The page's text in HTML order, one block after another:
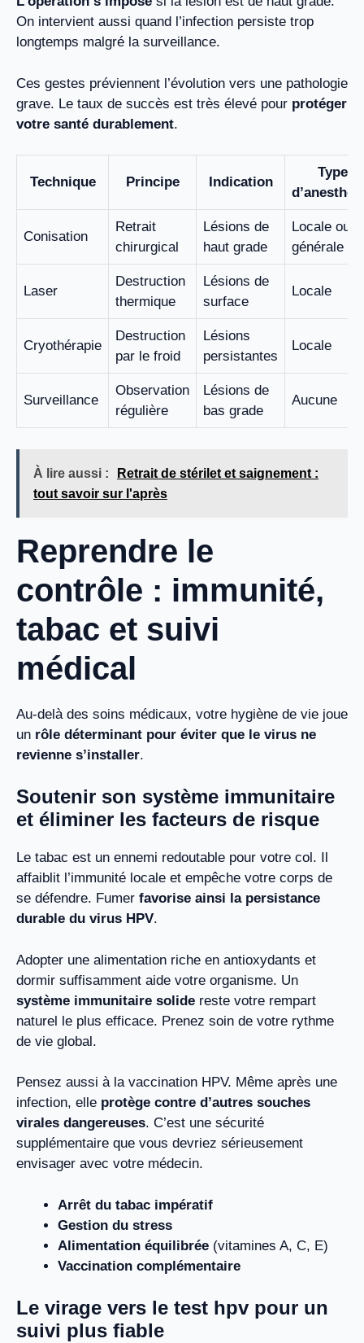
On intervient aussi quand l’infection persiste trop
longtemps malgré la surveillance.
Ces gestes préviennent l’évolution vers une pathologie
grave. Le taux de succès est très élevé pour protéger
votre santé durablement.
Technique Principe Indication
Type
Conisation
Retrait
chirurgical
Lésions de
haut grade
Locale ou
générale
Laser
Destruction
thermique
Lésions de
surface
Locale
Cryothérapie
Destruction
par le froid
Lésions
persistantes
Locale
Surveillance
Observation
régulière
Lésions de
bas grade
Aucune
À lire aussi :
Retrait de stérilet et saignement :
tout savoir sur l'après
Reprendre le
contrôle : immunité,
tabac et suivi
médical
Au-delà des soins médicaux, votre hygiène de vie joue
un rôle déterminant pour éviter que le virus ne
revienne s’installer.
Soutenir son système immunitaire
et éliminer les facteurs de risque
Le tabac est un ennemi redoutable pour votre col. Il
affaiblit l’immunité locale et empêche votre corps de
se défendre. Fumer favorise ainsi la persistance
durable du virus HPV.
Adopter une alimentation riche en antioxydants et
dormir suffisamment aide votre organisme. Un
système immunitaire solide reste votre rempart
naturel le plus efficace. Prenez soin de votre rythme
de vie global.
Pensez aussi à la vaccination HPV. Même après une
infection, elle protège contre d’autres souches
virales dangereuses. C’est une sécurité
supplémentaire que vous devriez sérieusement
envisager avec votre médecin.
Arrêt du tabac impératif
Gestion du stress
Alimentation équilibrée (vitamines A, C, E)
Vaccination complémentaire
Le virage vers le test hpv pour un
suivi plus fiable